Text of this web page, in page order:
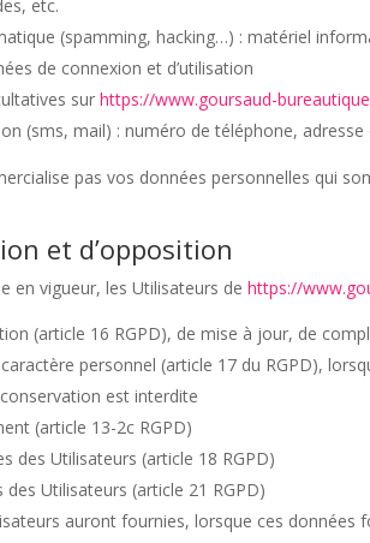
etc.
(spamming, hacking…) : matériel
de connexion et d’utilisation
surhttps://www.goursaud-
(sms, mail) : numéro de téléphone, adresse
pas vos données personnelles qui
et d’opposition
en vigueur, les Utilisateurs dehttps://
(article 16 RGPD), de mise à jour, de
personnel (article 17 du RGPD),
est interdite
(article 13-2c RGPD)
des Utilisateurs (article 18 RGPD)
Utilisateurs (article 21 RGPD)
auront fournies, lorsque ces